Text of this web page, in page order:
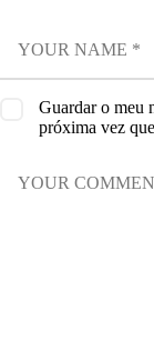
Guardar o meu
próxima vez